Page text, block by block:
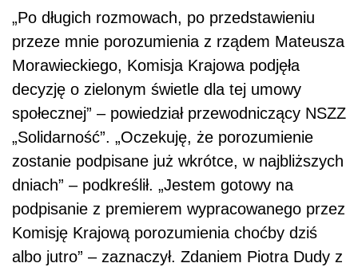
„Po długich rozmowach, po przedstawieniu
przeze mnie porozumienia z rządem Mateusza
Morawieckiego, Komisja Krajowa podjęła
decyzję o zielonym świetle dla tej umowy
społecznej” – powiedział przewodniczący NSZZ
„Solidarność”. „Oczekuję, że porozumienie
zostanie podpisane już wkrótce, w najbliższych
dniach” – podkreślił. „Jestem gotowy na
podpisanie z premierem wypracowanego przez
Komisję Krajową porozumienia choćby dziś
albo jutro” – zaznaczył. Zdaniem Piotra Dudy z